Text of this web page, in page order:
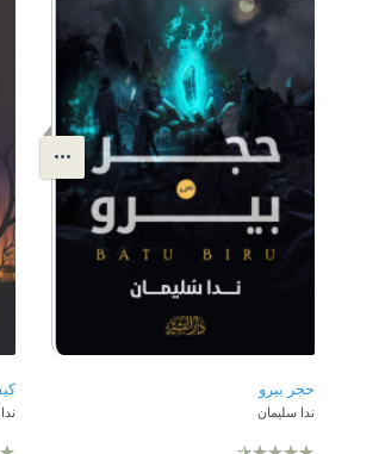
حجر بيرو
ندا سليمان